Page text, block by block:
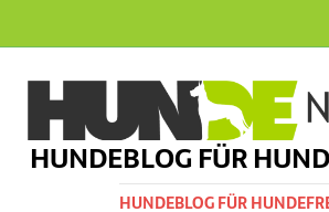
HUNDEBLOG FÜR
HUNDEBLOG FÜR